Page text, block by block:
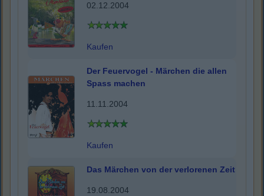
02.12.2004
Kaufen
Der Feuervogel - Märchen die allen
Spass machen
11.11.2004
Kaufen
Das Märchen von der verlorenen Zeit
19.08.2004